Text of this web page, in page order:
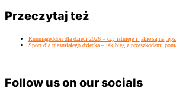
Przeczytaj też
Runmageddon dla dzieci 2026 – czy istnieje i jakie są
Sport dla nieśmiałego dziecka – jak bieg z przeszkodami
Follow us on our socials